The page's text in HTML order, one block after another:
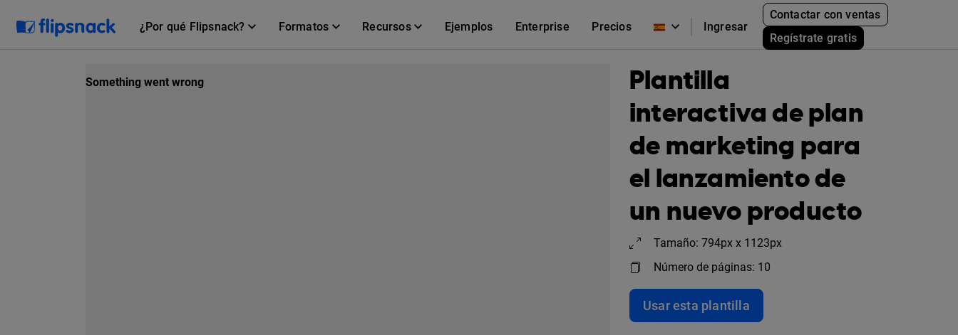
¿Por qué Flipsnack? Formatos Recursos Ejemplos Enterprise Precios Ingresar
Contactar con ventas
Regístrate gratis
Plantilla
interactiva de plan
de marketing para
el lanzamiento de
un nuevo producto
Tamaño: 794px x 1123px
Número de páginas: 10
Usar esta plantilla